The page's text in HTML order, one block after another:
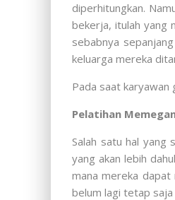
diperhitungkan.
bekerja, itulah yang
sebabnya
keluarga mereka
Pada saat
Pelatihan
Salah satu hal yang
yang akan lebih
mana mereka dapat
belum lagi tetap saja